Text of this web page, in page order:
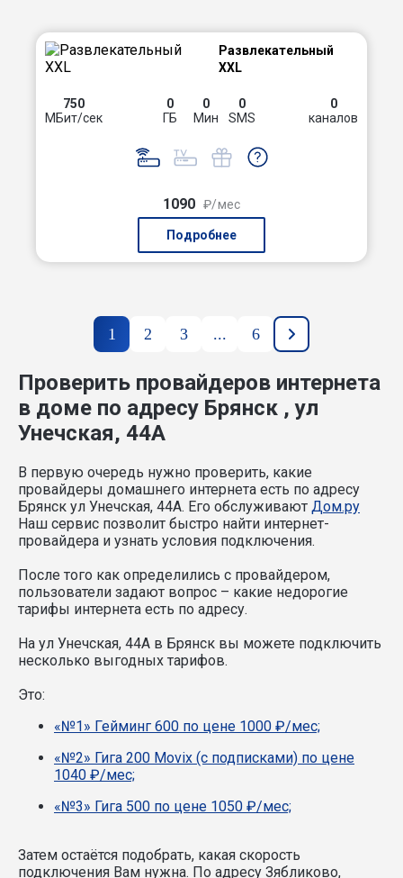
Развлекательный
XXL
750
МБит/сек
0
ГБ
0
Мин
0
SMS
0
каналов
1090 ₽/мес
Подробнее
1 2 3 ... 6
Проверить провайдеров интернета
в доме по адресу Брянск , ул
Унечская, 44А
В первую очередь нужно проверить, какие
провайдеры домашнего интернета есть по адресу
Брянск ул Унечская, 44А. Его обслуживают Дом.ру
Наш сервис позволит быстро найти интернет-
провайдера и узнать условия подключения.
После того как определились с провайдером,
пользователи задают вопрос – какие недорогие
тарифы интернета есть по адресу.
На ул Унечская, 44А в Брянск вы можете подключить
несколько выгодных тарифов.
Это:
«№1» Гейминг 600 по цене 1000 ₽/мес;
«№2» Гига 200 Movix (с подписками) по цене
1040 ₽/мес;
«№3» Гига 500 по цене 1050 ₽/мес;
Затем остаётся подобрать, какая скорость
подключения Вам нужна. По адресу Зябликово,